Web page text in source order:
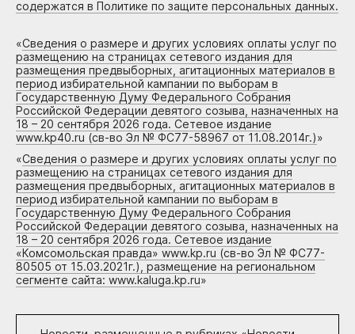
содержатся в Политике по защите персональных данных.
«Сведения о размере и других условиях оплаты услуг по
размещению на страницах сетевого издания для
размещения предвыборных, агитационных материалов в
период избирательной кампании по выборам в
Государственную Думу Федерального Собрания
Российской Федерации девятого созыва, назначенных на
18 – 20 сентября 2026 года. Сетевое издание
www.kp40.ru (св-во Эл № ФС77-58967 от 11.08.2014г.)»
«Сведения о размере и других условиях оплаты услуг по
размещению на страницах сетевого издания для
размещения предвыборных, агитационных материалов в
период избирательной кампании по выборам в
Государственную Думу Федерального Собрания
Российской Федерации девятого созыва, назначенных на
18 – 20 сентября 2026 года. Сетевое издание
«Комсомольская правда» www.kp.ru (св-во Эл № ФС77-
80505 от 15.03.2021г.), размещение на региональном
сегменте сайта: www.kaluga.kp.ru»